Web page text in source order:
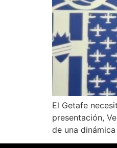
El Getafe
presentación,
de una